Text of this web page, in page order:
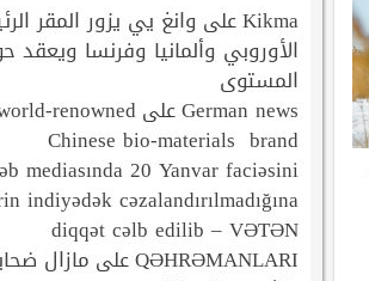
Kikmaعلى وانغ يي يزور المقر
الأوروبي وألمانيا وفرنسا ويعقد
المستوى
German newsعلى renowned
Chinese bio-materials brand
mediasında 20 Yanvar faciəsini
indiyədək cəzalandırılmadığına
diqqət cəlb edilib – VƏTƏN
QƏHRƏMANLARIعلى